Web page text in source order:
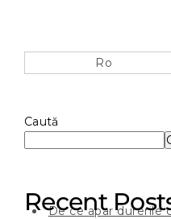
Ro
Caută
Recent
De ce apar durerile